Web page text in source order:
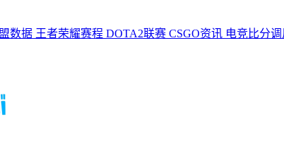
数据 王者荣耀赛程 DOTA2联赛 CSGO资讯 电竞比分调